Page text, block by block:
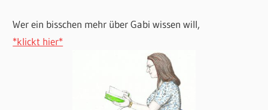
Wer ein bisschen mehr über Gabi wissen will,
*klickt hier*